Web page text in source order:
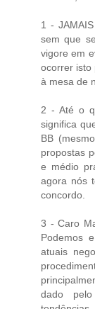
1 -
sem que
vigore em
ocorrer isto
à mesa de
2 - Até o
significa
BB
propostas
e médio
agora nós
concordo.
3 - Caro
Podemos
atuais
dado